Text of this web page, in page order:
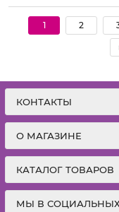
1 2
КОНТАКТЫ
О МАГАЗИНЕ
КАТАЛОГ ТОВАРОВ
МЫ В СОЦИАЛЬНЫХ